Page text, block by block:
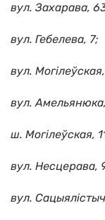
вул. Захарава,
вул. Гебелева, 7;
вул.
вул.
ш. Могілеўская,
вул. Несцерава,
вул.